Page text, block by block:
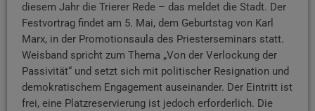
diesem Jahr die Trierer Rede – das meldet die Stadt. Der
Festvortrag findet am 5. Mai, dem Geburtstag von Karl
Marx, in der Promotionsaula des Priesterseminars statt.
Weisband spricht zum Thema „Von der Verlockung der
Passivität“ und setzt sich mit politischer Resignation und
demokratischem Engagement auseinander. Der Eintritt ist
frei, eine Platzreservierung ist jedoch erforderlich. Die